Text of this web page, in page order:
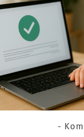
-